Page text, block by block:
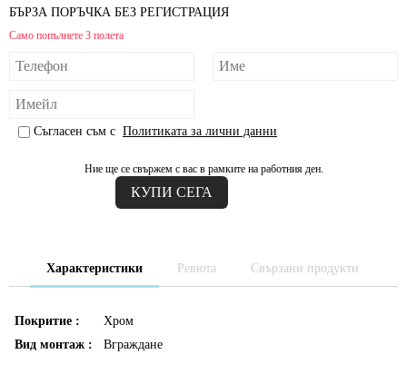
БЪРЗА ПОРЪЧКА БЕЗ РЕГИСТРАЦИЯ
Само попълнете 3 полета
Съгласен съм с Политиката за лични данни
Ние ще се свържем с вас в рамките на работния ден.
Характеристики Ревюта Свързани продукти
Покритие :
Хром
Вид монтаж :
Вграждане